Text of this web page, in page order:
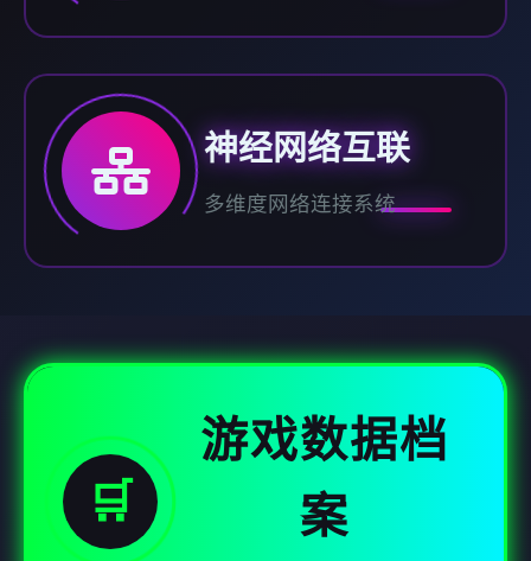
神经网络互联
多维度网络连接系统
🛒
游戏数据档
案